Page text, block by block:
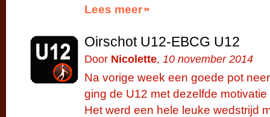
Lees meer
Oirschot U12-EBCG U12
Door Nicolette, 10 november 2014
Na vorige week een goede pot
ging de U12 met dezelfde
Het werd een hele leuke wedstrijd